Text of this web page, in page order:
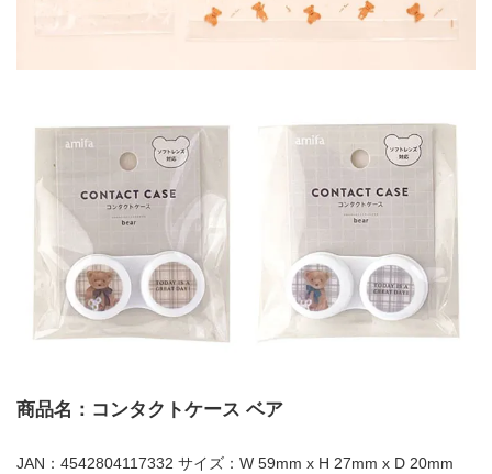
商品名：コンタクトケース ベア
JAN：4542804117332 サイズ：W 59mm x H 27mm x D 20mm